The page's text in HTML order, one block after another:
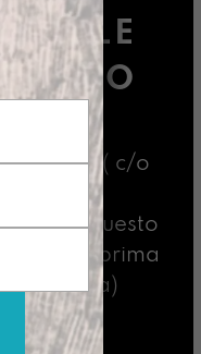
LE
SONO
( c/o
Vita)
(in questo
la prima